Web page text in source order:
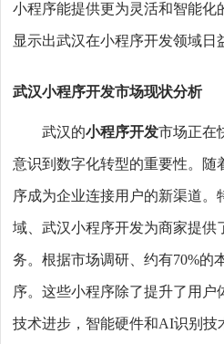
小程序能提供更为灵活和智能化
显示出武汉在小程序开发领域日
武汉小程序开发市场现状分析
武汉的小程序开发市场正在
意识到数字化转型的重要性。随
序成为企业连接用户的新渠道。
域、武汉小程序开发为商家提供
务。根据市场调研、约有70%的
序。这些小程序除了提升了用户
技术进步，智能硬件和AI识别技